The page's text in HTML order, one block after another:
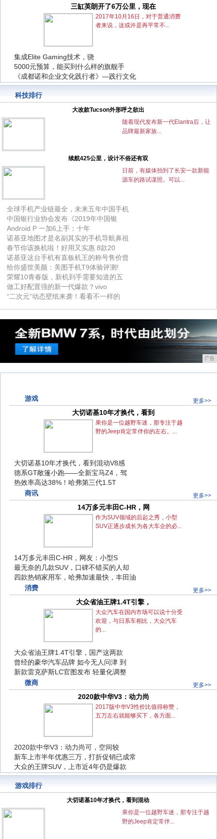
三缸英朗开了6万公里，现在
三缸英朗开了6万公里，现在
2017年10月16日，对于普通消费
者来说，这或许是再平常不...
集成Elite Gaming技术，骁
集成Elite Gaming技术，骁
5000元预算，能买到什么样的旗舰手
5000元预算，能买到什么样的旗舰手
《成都诺和企业文化践行者》—践行文化
《成都诺和企业文化践行者》—践行文化
科技排行
大改款Tucson外形呼之欲出
随着现代发布新一代Elantra后，让
品牌最新家族...
续航425公里，设计不俗还有双
日前，有媒体拍到了长安一款新能
源车的路试谍照。可以...
全球手机产业链最全，未来五年中国手机
中国银行业协会发布《2019年中国银
Android P 一加6上手：十年
诺基亚地图才是名副其实的手机导航鼻祖
春节你该换机啦！好用又实惠 8款20
诺基亚这台手机有直板机王的称号售价曾
给你盛世美颜：美图手机T9体验评测!
荣耀10青春版，新机到手需要知道的五
做工好配置强的新一代爆款？vivo
“二次元”动态壁纸来袭！看看不一样的
广告
游戏 更多>>
大切诺基10年才换代，看到
大切诺基10年才换代，看到
果你是一位越野车迷，那专注于越
野的Jeep肯定常伴你的左右。...
大切诺基10年才换代，看到混动V8感
大切诺基10年才换代，看到混动V8感
德系GT敞篷小跑——全新宝马Z4，驾
德系GT敞篷小跑——全新宝马Z4，驾
热效率高达38%！哈弗第三代1.5T
热效率高达38%！哈弗第三代1.5T
商讯 更多>>
14万多元丰田C-HR，网
14万多元丰田C-HR，网
作为SUV领域的后起之秀，小型
SUV正逐步成长为各大车企的必...
14万多元丰田C-HR，网友：小型S
14万多元丰田C-HR，网友：小型S
最无奈的几款SUV，口碑不错买的人却
最无奈的几款SUV，口碑不错买的人却
四款热销家用车，哈弗加速最快，丰田油
四款热销家用车，哈弗加速最快，丰田油
消费 更多>>
大众省油王牌1.4T引擎，
大众省油王牌1.4T引擎，
大众汽车在国内市场可以说十分受
欢迎，与日系车相比，大众汽车
的...
大众省油王牌1.4T引擎，国产这两款
大众省油王牌1.4T引擎，国产这两款
曾经的豪华汽车品牌 如今无人问津 到
曾经的豪华汽车品牌 如今无人问津 到
新款雷克萨斯LC官图发布 轻量化调整
新款雷克萨斯LC官图发布 轻量化调整
微商 更多>>
2020款中华V3：动力尚
2020款中华V3：动力尚
2017版中华V3性价比值得称赞，
五万左右就能够买下，各方面...
2020款中华V3：动力尚可，空间较
2020款中华V3：动力尚可，空间较
新车上市半年优惠三万，打折促销已成常
新车上市半年优惠三万，打折促销已成常
大众的王牌SUV，上市近4年仍是爆款
大众的王牌SUV，上市近4年仍是爆款
游戏排行
大切诺基10年才换代，看到混动
果你是一位越野车迷，那专注于越
野的Jeep肯定常伴...